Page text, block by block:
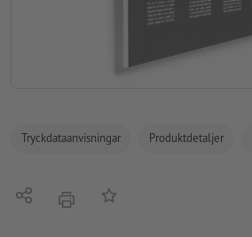
Tryckdataanvisningar Produktdetaljer
Dela erbjudandePå anteckningslistan